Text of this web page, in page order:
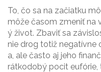
To, čo sa na začiatku
môže časom zmeniť na
ý život. Zbaviť sa
nie drog totiž negatívne
a, ale často aj jeho
rátkodobý pocit eufórie,